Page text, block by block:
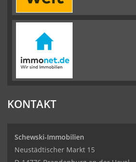
KONTAKT
Schewski-Immobilien
Neustädtischer Markt 15